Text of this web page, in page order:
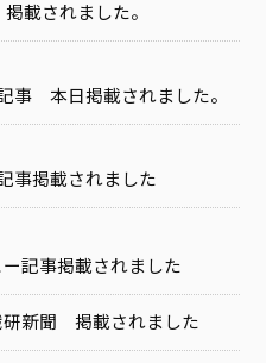
載されました。
事 本日掲載されました。
事掲載されました
記事掲載されました
研新聞 掲載されました